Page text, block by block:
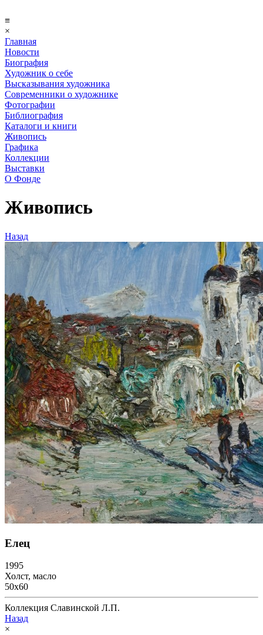
≡
×
Главная
Новости
Биография
Художник о себе
Выcказывания художника
Современники о художнике
Фотографии
Библиография
Каталоги и книги
Живопись
Графика
Коллекции
Выставки
О Фонде
Живопись
Назад
Елец
1995
Холст, масло
50х60
Коллекция Славинской Л.П.
Назад
×